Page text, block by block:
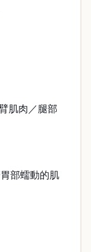
肌肉／腿部
部蠕動的肌